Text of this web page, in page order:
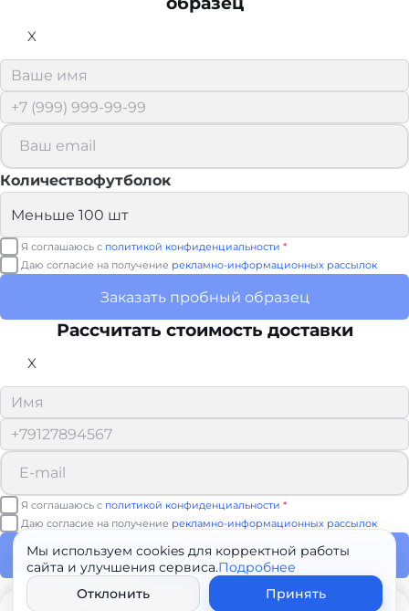
X
Количествофутболок
Я соглашаюсь с политикой конфиденциальности *
Даю согласие на получение рекламно-информационных рассылок
Заказать пробный образец
Рассчитать стоимость доставки
X
Я соглашаюсь с политикой конфиденциальности *
Даю согласие на получение рекламно-информационных рассылок
Рассчитать доставку
Спасибо!
Мы используем cookies для корректной работы
сайта и улучшения сервиса.Подробнее
Отклонить
Принять